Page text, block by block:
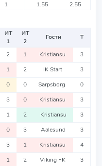
1 1.55 2.55
ИТ
1
ИТ
2
Гости Т
2 1 Kristiansu 3
1 2 IK Start 3
0 0 Sarpsborg 0
3 0 Kristiansu 3
1 2 Kristiansu 3
0 3 Aalesund 3
3 1 Kristiansu 4
1 2 Viking FK 3